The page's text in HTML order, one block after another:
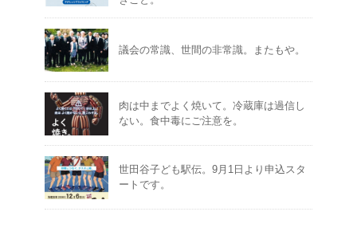
議会の常識、世間の非常識。またもや。
肉は中までよく焼いて。冷蔵庫は過信し
ない。食中毒にご注意を。
世田谷子ども駅伝。9月1日より申込スタ
ートです。